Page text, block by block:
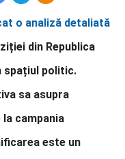
o analiză detaliată
din Republica
spațiul politic.
sa asupra
campania
este un